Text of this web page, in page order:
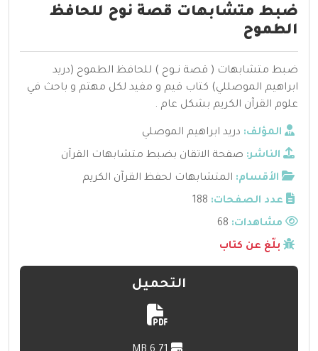
ضبط متشابهات قصة نوح للحافظ
الطموح
ضبط متشابهات ( قصة نــوح ) للحافظ الطموح (دريد
ابراهيم الموصللي) كتاب قيم و مفيد لكل مهتم و باحث في
علوم القرآن الكريم بشكل عام .
المؤلف: دريد ابراهيم الموصلي
الناشر: صفحة الاتقان بضبط متشابهات القرآن
الأقسام: المتشابهات لحفظ القرآن الكريم
عدد الصفحات: 188
مشاهدات:
بلّغ عن كتاب
التحميل